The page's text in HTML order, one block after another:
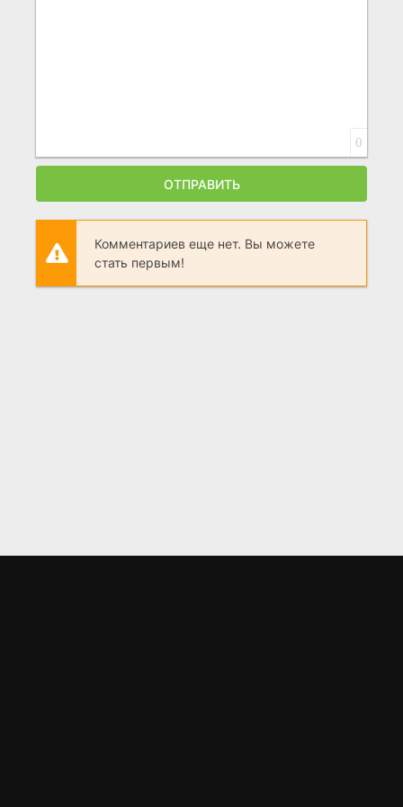
0
ОТПРАВИТЬ
Комментариев еще нет. Вы можете
стать первым!